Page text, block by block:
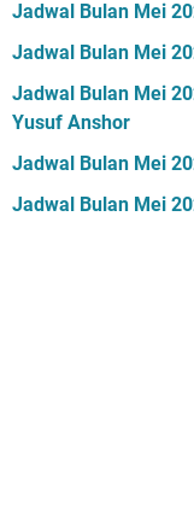
Jadwal Bulan Mei
Jadwal Bulan Mei
Jadwal Bulan Mei
Yusuf Anshor
Jadwal Bulan Mei
Jadwal Bulan Mei